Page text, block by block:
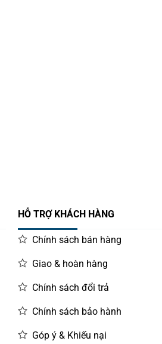
HỖ TRỢ KHÁCH HÀNG
Chính sách bán hàng
Giao & hoàn hàng
Chính sách đổi trả
Chính sách bảo hành
Góp ý & Khiếu nại